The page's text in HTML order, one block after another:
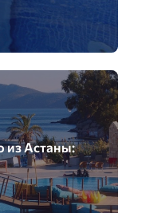
из Астаны: